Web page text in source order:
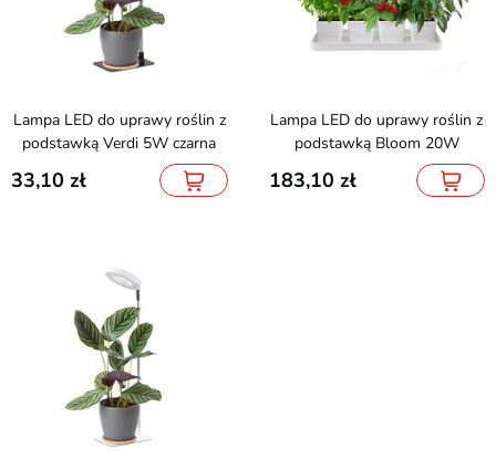
Lampa LED do uprawy roślin z
podstawką Verdi 5W czarna
33,10
Lampa LED do uprawy roślin z
podstawką Bloom 20W
183,10